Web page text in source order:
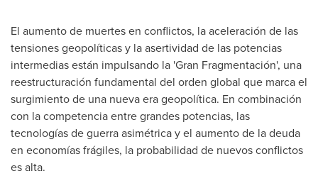
El aumento de muertes en conflictos, la aceleración de las
tensiones geopolíticas y la asertividad de las potencias
intermedias están impulsando la 'Gran Fragmentación', una
reestructuración fundamental del orden global que marca el
surgimiento de una nueva era geopolítica. En combinación
con la competencia entre grandes potencias, las
tecnologías de guerra asimétrica y el aumento de la deuda
en economías frágiles, la probabilidad de nuevos conflictos
es alta.